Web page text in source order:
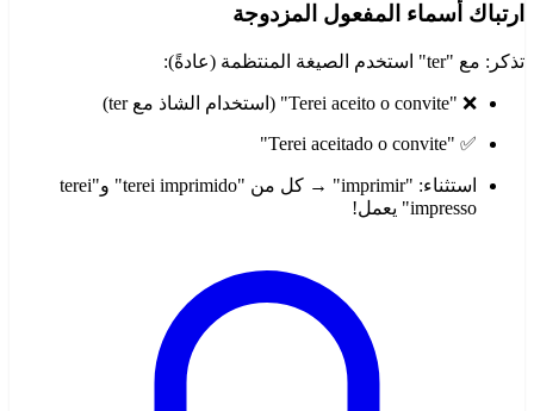
ارتباك أسماء المفعول المزدوجة
تذكر: مع "ter" استخدم الصيغة المنتظمة (عادةً):
❌ "Terei aceito o convite" (استخدام الشاذ مع ter)
✅ "Terei aceitado o convite"
استثناء: "imprimir" → كل من "terei imprimido" و"terei
impresso" يعمل!